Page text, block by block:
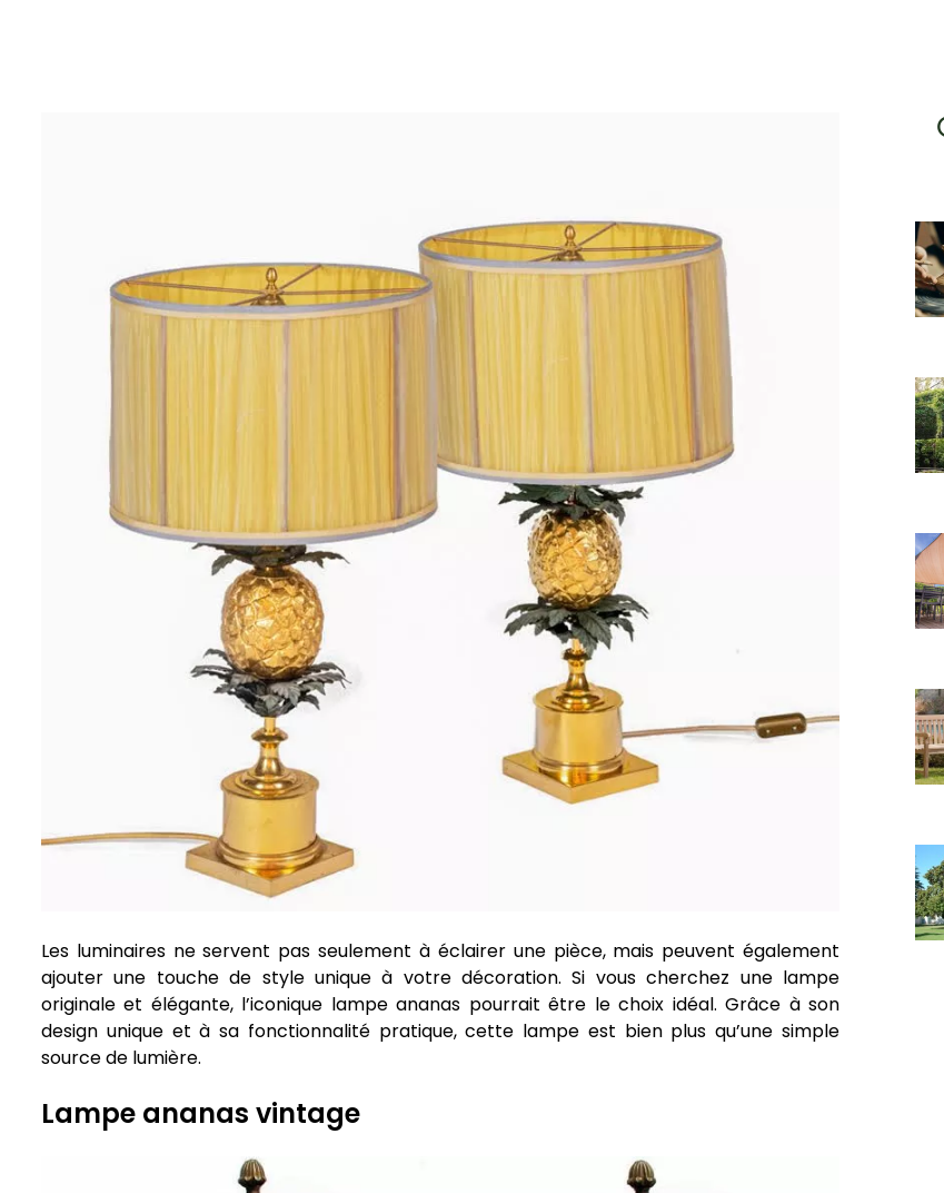
Les luminaires ne servent pas seulement à éclairer une pièce, mais peuvent également
ajouter une touche de style unique à votre décoration. Si vous cherchez une lampe
originale et élégante, l’iconique lampe ananas pourrait être le choix idéal. Grâce à son
design unique et à sa fonctionnalité pratique, cette lampe est bien plus qu’une simple
source de lumière.
Lampe ananas vintage